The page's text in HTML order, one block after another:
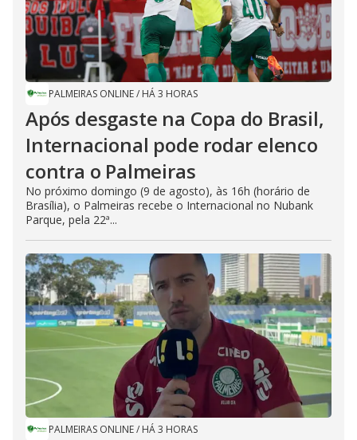
PALMEIRAS ONLINE/ HÁ 3 HORAS
Após desgaste na Copa do Brasil,
Internacional pode rodar elenco
contra o Palmeiras
No próximo domingo (9 de agosto), às 16h (horário de
Brasília), o Palmeiras recebe o Internacional no Nubank
Parque, pela 22ª...
PALMEIRAS ONLINE/ HÁ 3 HORAS